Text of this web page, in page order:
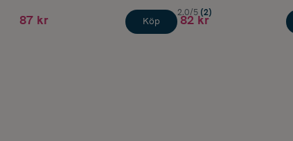
87 kr Köp
2.0/5 (2)
82 kr